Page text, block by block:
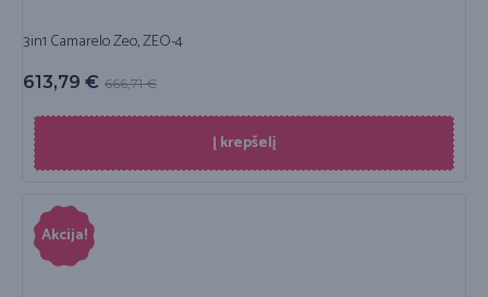
3in1 Camarelo Zeo, ZEO-4
666,71€
613,79 €
Į krepšelį
Akcija!